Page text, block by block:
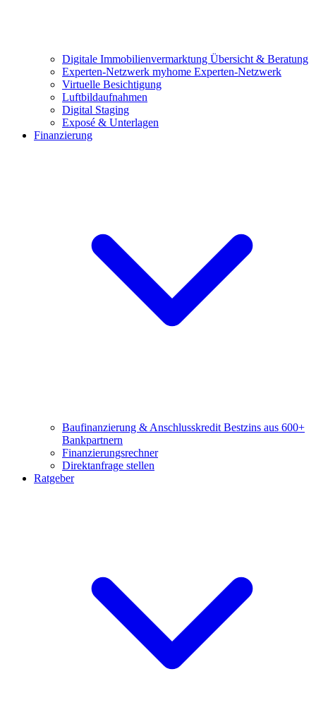
Digitale Immobilienvermarktung Übersicht & Beratung
Experten-Netzwerk myhome Experten-Netzwerk
Virtuelle Besichtigung
Luftbildaufnahmen
Digital Staging
Exposé & Unterlagen
Finanzierung
Baufinanzierung & Anschlusskredit Bestzins aus 600+
Bankpartnern
Finanzierungsrechner
Direktanfrage stellen
Ratgeber